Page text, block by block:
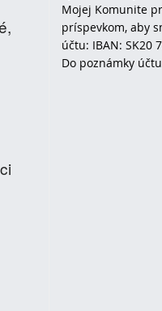
Mojej Komunite
príspevkom, aby
účtu: IBAN: SK20
Do poznámky